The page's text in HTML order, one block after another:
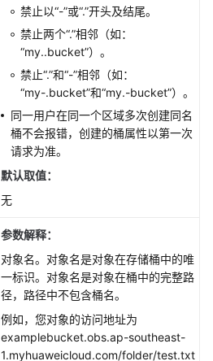
禁止以“-”或“.”开头及结尾。
禁止两个“.”相邻（如：
“my..bucket”）。
禁止“.”和“-”相邻（如：
“my-.bucket”和“my.-bucket”）。
同一用户在同一个区域多次创建同名
桶不会报错，创建的桶属性以第一次
请求为准。
默认取值：
无
参数解释：
对象名。对象名是对象在存储桶中的唯
一标识。对象名是对象在桶中的完整路
径，路径中不包含桶名。
例如，您对象的访问地址为
examplebucket.obs.ap-southeast-
1.myhuaweicloud.com/folder/test.txt